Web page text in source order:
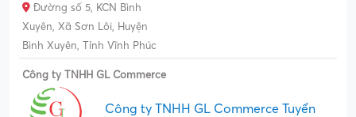
Đường số 5, KCN Bình
Xuyên, Xã Sơn Lôi, Huyện
Bình Xuyên, Tỉnh Vĩnh Phúc
Công ty TNHH GL Commerce
Công ty TNHH GL Commerce Tuyển